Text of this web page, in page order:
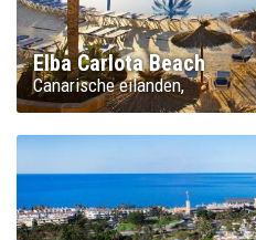
Elba Carlota Beach
Canarische eilanden